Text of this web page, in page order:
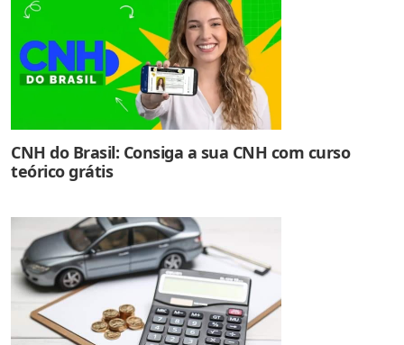
CNH do Brasil: Consiga a sua CNH com curso
teórico grátis